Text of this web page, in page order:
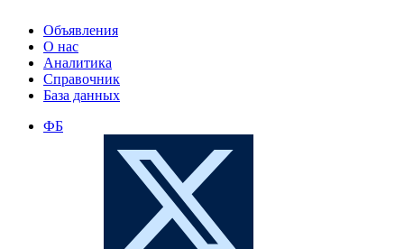
Объявления
О нас
Аналитика
Справочник
База данных
ФБ